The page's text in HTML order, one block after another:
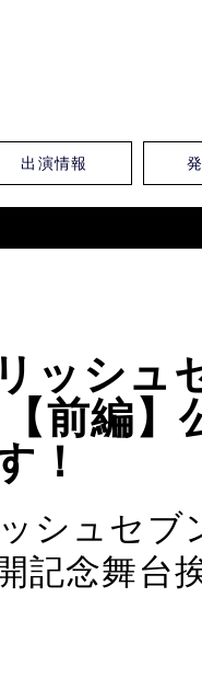
出演情報
リッシ
前編】
！
ッシュセ
記念舞